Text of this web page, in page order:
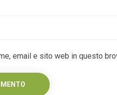
email e sito web in questo